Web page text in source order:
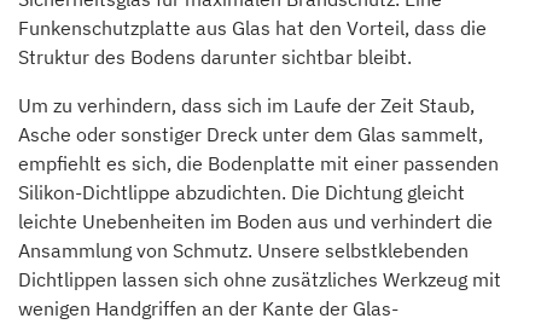
Funkenschutzplatte aus Glas hat den Vorteil, dass die
Struktur des Bodens darunter sichtbar bleibt.
Um zu verhindern, dass sich im Laufe der Zeit Staub,
Asche oder sonstiger Dreck unter dem Glas sammelt,
empfiehlt es sich, die Bodenplatte mit einer passenden
Silikon-Dichtlippe abzudichten. Die Dichtung gleicht
leichte Unebenheiten im Boden aus und verhindert die
Ansammlung von Schmutz. Unsere selbstklebenden
Dichtlippen lassen sich ohne zusätzliches Werkzeug mit
wenigen Handgriffen an der Kante der Glas-